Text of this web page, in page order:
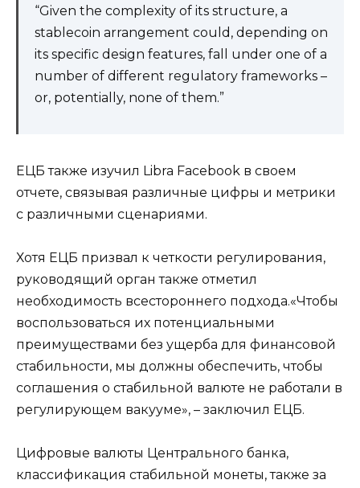
“Given the complexity of its structure, a
stablecoin arrangement could, depending on
its specific design features, fall under one of a
number of different regulatory frameworks –
or, potentially, none of them.”
ЕЦБ также изучил Libra Facebook в своем
отчете, связывая различные цифры и метрики
с различными сценариями.
Хотя ЕЦБ призвал к четкости регулирования,
руководящий орган также отметил
необходимость всестороннего подхода.«Чтобы
воспользоваться их потенциальными
преимуществами без ущерба для финансовой
стабильности, мы должны обеспечить, чтобы
соглашения о стабильной валюте не работали в
регулирующем вакууме», – заключил ЕЦБ.
Цифровые валюты Центрального банка,
классификация стабильной монеты, также за